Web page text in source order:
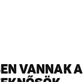
VANNAK A